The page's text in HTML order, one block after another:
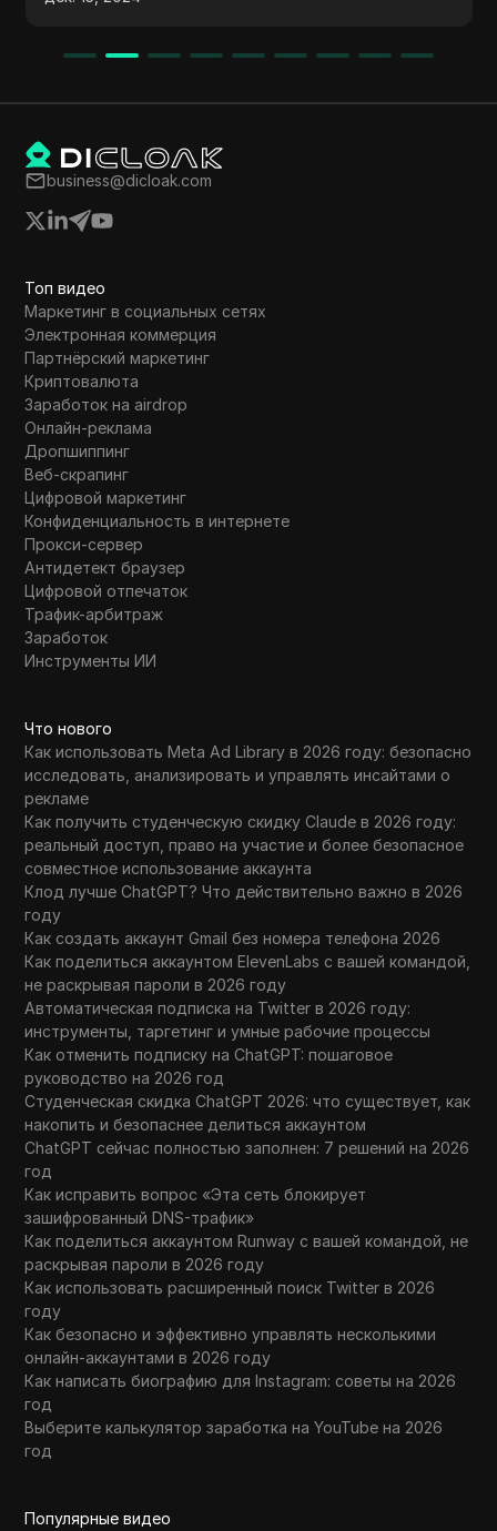
испытал падение на 19% после роста
северокорейская хакерская группа
$35 миллионов с биржи DMM Bitcoin,
business@dicloak.com
Топ видео
Маркетинг в социальных сетях
Электронная коммерция
Партнёрский маркетинг
Криптовалюта
Заработок на airdrop
Онлайн-реклама
Дропшиппинг
Веб-скрапинг
Цифровой маркетинг
Конфиденциальность в интернете
Прокси-сервер
Антидетект браузер
Цифровой отпечаток
Трафик-арбитраж
Заработок
Инструменты ИИ
Что нового
Как использовать Meta Ad Library в 2026 году: безопасно
исследовать, анализировать и управлять инсайтами о
рекламе
Как получить студенческую скидку Claude в 2026 году:
реальный доступ, право на участие и более безопасное
совместное использование аккаунта
Клод лучше ChatGPT? Что действительно важно в 2026
году
Как создать аккаунт Gmail без номера телефона 2026
Как поделиться аккаунтом ElevenLabs с вашей командой,
не раскрывая пароли в 2026 году
Автоматическая подписка на Twitter в 2026 году:
инструменты, таргетинг и умные рабочие процессы
Как отменить подписку на ChatGPT: пошаговое
руководство на 2026 год
Студенческая скидка ChatGPT 2026: что существует, как
накопить и безопаснее делиться аккаунтом
ChatGPT сейчас полностью заполнен: 7 решений на 2026
год
Как исправить вопрос «Эта сеть блокирует
зашифрованный DNS-трафик»
Как поделиться аккаунтом Runway с вашей командой, не
раскрывая пароли в 2026 году
Как использовать расширенный поиск Twitter в 2026
году
Как безопасно и эффективно управлять несколькими
онлайн-аккаунтами в 2026 году
Как написать биографию для Instagram: советы на 2026
год
Выберите калькулятор заработка на YouTube на 2026
год
Популярные видео